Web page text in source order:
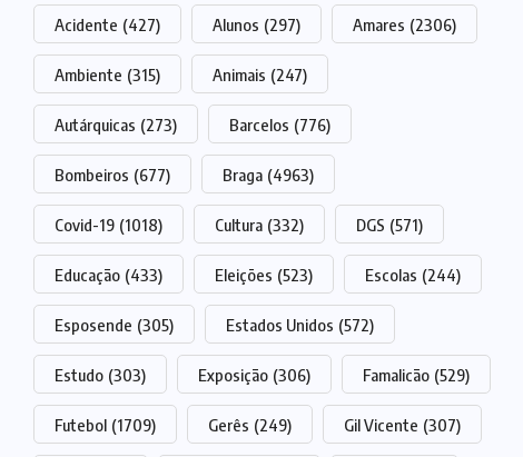
Acidente (427) Alunos (297) Amares (2306)
Ambiente (315) Animais (247)
Autárquicas (273) Barcelos (776)
Bombeiros (677) Braga (4963)
Covid-19 (1018) Cultura (332) DGS (571)
Educação (433) Eleições (523) Escolas (244)
Esposende (305) Estados Unidos (572)
Estudo (303) Exposição (306) Famalicão (529)
Futebol (1709) Gerês (249) Gil Vicente (307)